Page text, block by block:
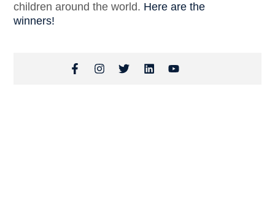
children around the world. Here are the
winners!